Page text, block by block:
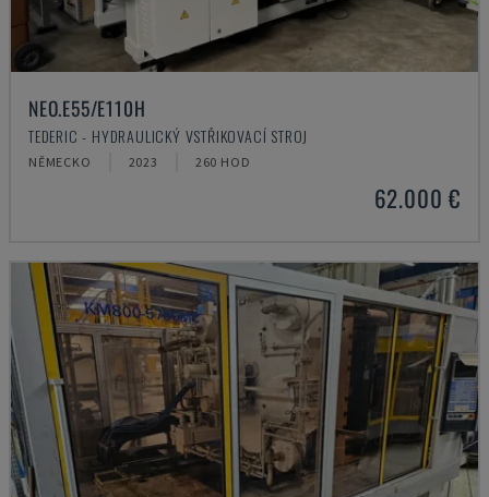
NEO.E55/E110H
TEDERIC - HYDRAULICKÝ VSTŘIKOVACÍ STROJ
NĚMECKO 2023 260 HOD
62.000 €